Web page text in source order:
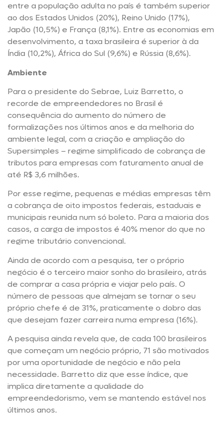
entre a população adulta no país é também superior
ao dos Estados Unidos (20%), Reino Unido (17%),
Japão (10,5%) e França (8,1%). Entre as economias em
desenvolvimento, a taxa brasileira é superior à da
Índia (10,2%), África do Sul (9,6%) e Rússia (8,6%).
Ambiente
Para o presidente do Sebrae, Luiz Barretto, o
recorde de empreendedores no Brasil é
consequência do aumento do número de
formalizações nos últimos anos e da melhoria do
ambiente legal, com a criação e ampliação do
Supersimples – regime simplificado de cobrança de
tributos para empresas com faturamento anual de
até R$ 3,6 milhões.
Por esse regime, pequenas e médias empresas têm
a cobrança de oito impostos federais, estaduais e
municipais reunida num só boleto. Para a maioria dos
casos, a carga de impostos é 40% menor do que no
regime tributário convencional.
Ainda de acordo com a pesquisa, ter o próprio
negócio é o terceiro maior sonho do brasileiro, atrás
de comprar a casa própria e viajar pelo país. O
número de pessoas que almejam se tornar o seu
próprio chefe é de 31%, praticamente o dobro das
que desejam fazer carreira numa empresa (16%).
A pesquisa ainda revela que, de cada 100 brasileiros
que começam um negócio próprio, 71 são motivados
por uma oportunidade de negócio e não pela
necessidade. Barretto diz que esse índice, que
implica diretamente a qualidade do
empreendedorismo, vem se mantendo estável nos
últimos anos.